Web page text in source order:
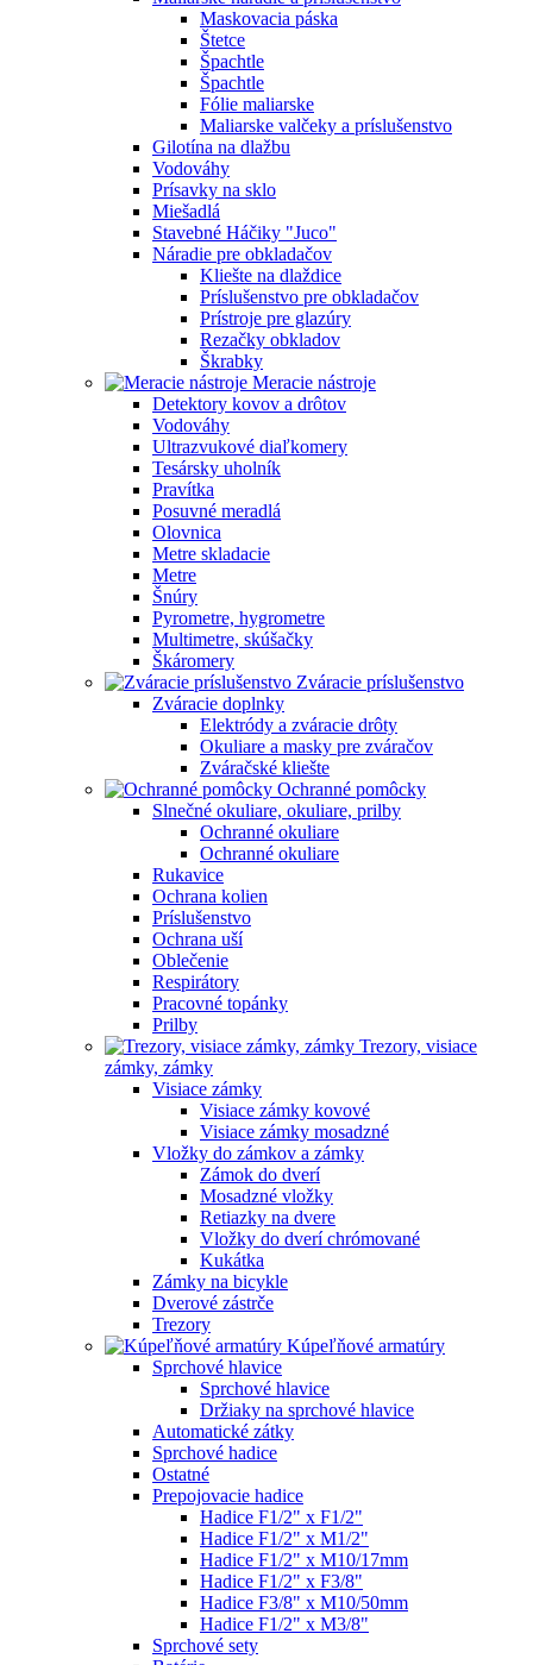
Maskovacia páska
Štetce
Špachtle
Špachtle
Fólie maliarske
Maliarske valčeky a príslušenstvo
Gilotína na dlažbu
Vodováhy
Prísavky na sklo
Miešadlá
Stavebné Háčiky "Juco"
Náradie pre obkladačov
Kliešte na dlaždice
Príslušenstvo pre obkladačov
Prístroje pre glazúry
Rezačky obkladov
Škrabky
Meracie nástroje
Detektory kovov a drôtov
Vodováhy
Ultrazvukové diaľkomery
Tesársky uholník
Pravítka
Posuvné meradlá
Olovnica
Metre skladacie
Metre
Šnúry
Pyrometre, hygrometre
Multimetre, skúšačky
Škáromery
Zváracie príslušenstvo
Zváracie doplnky
Elektródy a zváracie drôty
Okuliare a masky pre zváračov
Zváračské kliešte
Ochranné pomôcky
Slnečné okuliare, okuliare, prilby
Ochranné okuliare
Ochranné okuliare
Rukavice
Ochrana kolien
Príslušenstvo
Ochrana uší
Oblečenie
Respirátory
Pracovné topánky
Prilby
Trezory, visiace
zámky, zámky
Visiace zámky
Visiace zámky kovové
Visiace zámky mosadzné
Vložky do zámkov a zámky
Zámok do dverí
Mosadzné vložky
Retiazky na dvere
Vložky do dverí chrómované
Kukátka
Zámky na bicykle
Dverové zástrče
Trezory
Kúpeľňové armatúry
Sprchové hlavice
Sprchové hlavice
Držiaky na sprchové hlavice
Automatické zátky
Sprchové hadice
Ostatné
Prepojovacie hadice
Hadice F1/2" x F1/2"
Hadice F1/2" x M1/2"
Hadice F1/2" x M10/17mm
Hadice F1/2" x F3/8"
Hadice F3/8" x M10/50mm
Hadice F1/2" x M3/8"
Sprchové sety